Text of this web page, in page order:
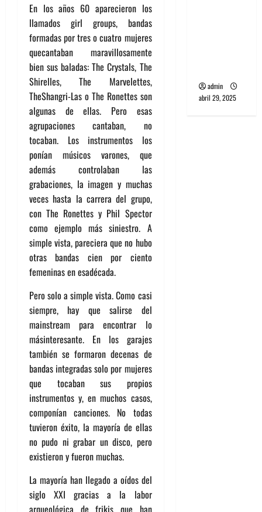
En los años 60 aparecieron los
llamados girl groups, bandas
formadas por tres o cuatro mujeres
quecantaban maravillosamente
bien sus baladas: The Crystals, The
Shirelles, The Marvelettes,
TheShangri-Las o The Ronettes son
algunas de ellas. Pero esas
agrupaciones cantaban, no
tocaban. Los instrumentos los
ponían músicos varones, que
además controlaban las
grabaciones, la imagen y muchas
veces hasta la carrera del grupo,
con The Ronettes y Phil Spector
como ejemplo más siniestro. A
simple vista, pareciera que no hubo
otras bandas cien por ciento
femeninas en esadécada.
Pero solo a simple vista. Como casi
siempre, hay que salirse del
mainstream para encontrar lo
másinteresante. En los garajes
también se formaron decenas de
bandas integradas solo por mujeres
que tocaban sus propios
instrumentos y, en muchos casos,
componían canciones. No todas
tuvieron éxito, la mayoría de ellas
no pudo ni grabar un disco, pero
existieron y fueron muchas.
La mayoría han llegado a oídos del
siglo XXI gracias a la labor
arqueológica de frikis que han
admin
abril 29, 2025